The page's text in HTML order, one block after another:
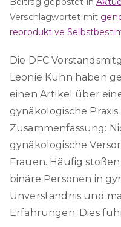
Verschlagwortet mit
reproduktive
Die DFC
Leonie Kühn haben
einen Artikel über
gynäkologische
Zusammenfassung:
gynäkologische
Frauen. Häufig
binäre Personen in
Unverständnis und
Erfahrungen. Dies